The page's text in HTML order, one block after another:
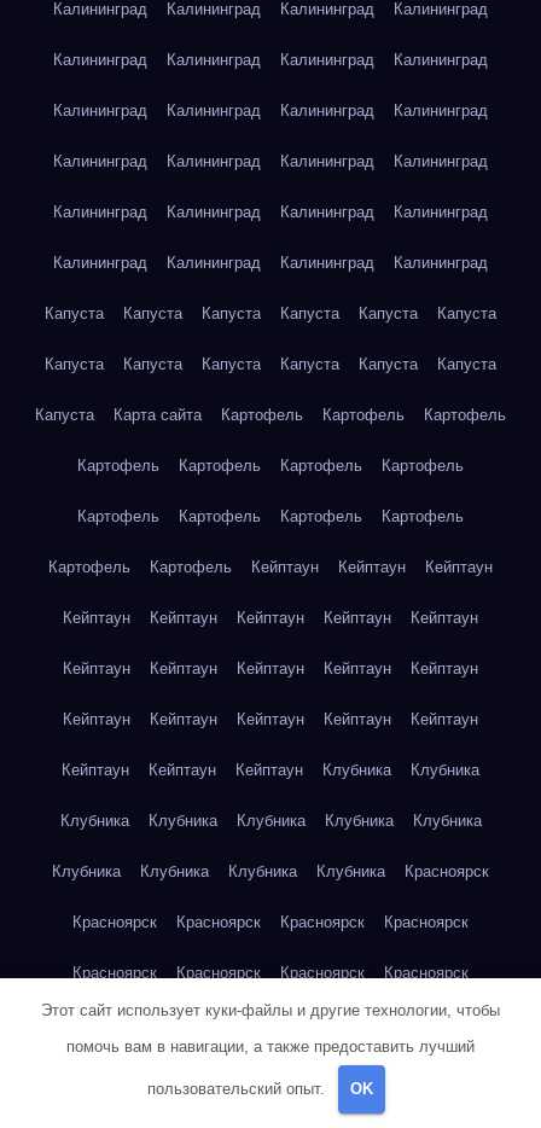
Калининград Калининград Калининград Калининград
Калининград Калининград Калининград Калининград
Калининград Калининград Калининград Калининград
Калининград Калининград Калининград Калининград
Калининград Калининград Калининград Калининград
Калининград Калининград Калининград Калининград
Капуста Капуста Капуста Капуста Капуста Капуста
Капуста Капуста Капуста Капуста Капуста Капуста
Капуста Карта сайта Картофель Картофель Картофель
Картофель Картофель Картофель Картофель
Картофель Картофель Картофель Картофель
Картофель Картофель Кейптаун Кейптаун Кейптаун
Кейптаун Кейптаун Кейптаун Кейптаун Кейптаун
Кейптаун Кейптаун Кейптаун Кейптаун Кейптаун
Кейптаун Кейптаун Кейптаун Кейптаун Кейптаун
Кейптаун Кейптаун Кейптаун Клубника Клубника
Клубника Клубника Клубника Клубника Клубника
Клубника Клубника Клубника Клубника Красноярск
Красноярск Красноярск Красноярск Красноярск
Красноярск Красноярск Красноярск Красноярск
Красноярск Красноярск Красноярск
Кукуруза
Этот сайт использует куки-файлы и другие технологии, чтобы
помочь вам в навигации, а также предоставить лучший
пользовательский опыт. OK